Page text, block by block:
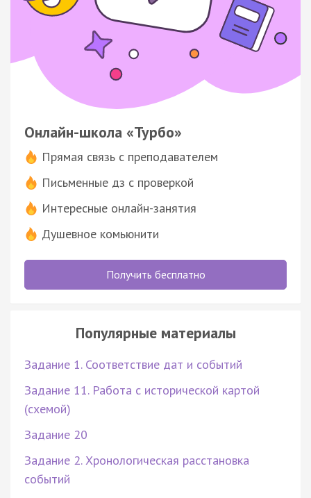
Онлайн-школа «Турбо»
Прямая связь с преподавателем
Письменные дз с проверкой
Интересные онлайн-занятия
Душевное комьюнити
Получить бесплатно
Популярные материалы
Задание 1. Соответствие дат и событий
Задание 11. Работа с исторической картой
(схемой)
Задание 20
Задание 2. Хронологическая расстановка
событий